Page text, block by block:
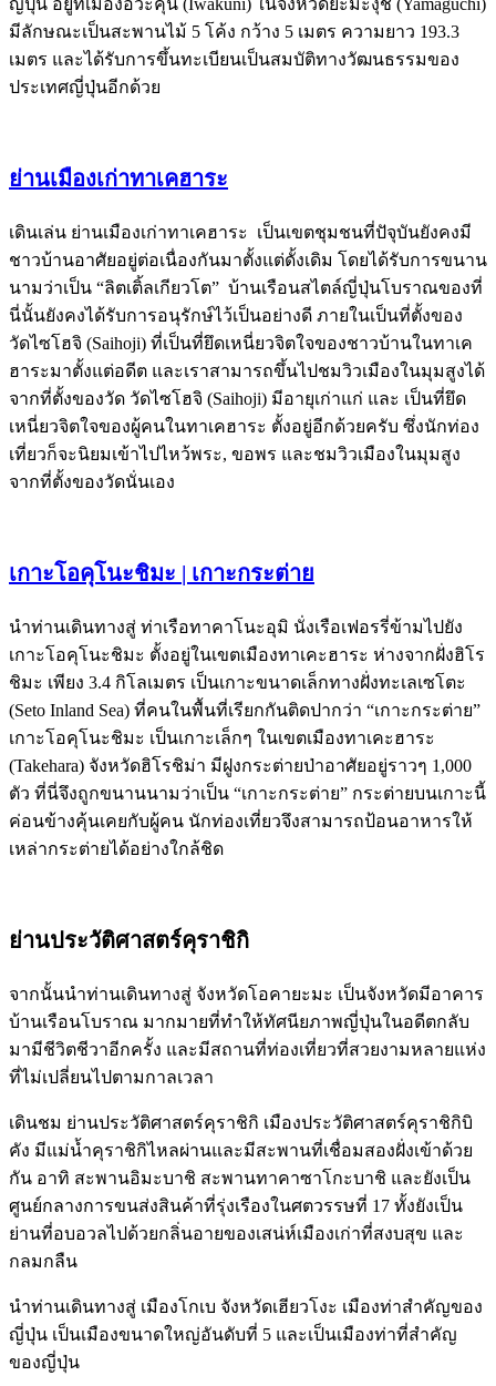
มีลักษณะเป็นสะพานไม้ 5 โค้ง กว้าง 5 เมตร ความยาว 193.3
เมตร และได้รับการขึ้นทะเบียนเป็นสมบัติทางวัฒนธรรมของ
ประเทศญี่ปุ่นอีกด้วย
ย่านเมืองเก่าทาเคฮาระ
เดินเล่น ย่านเมืองเก่าทาเคฮาระ เป็นเขตชุมชนที่ปัจุบันยังคงมี
ชาวบ้านอาศัยอยู่ต่อเนื่องกันมาตั้งแต่ดั้งเดิม โดยได้รับการขนาน
นามว่าเป็น “ลิตเติ้ลเกียวโต” บ้านเรือนสไตล์ญี่ปุ่นโบราณของที่
นี่นั้นยังคงได้รับการอนุรักษ์ไว้เป็นอย่างดี ภายในเป็นที่ตั้งของ
วัดไซโฮจิ (Saihoji) ที่เป็นที่ยึดเหนี่ยวจิตใจของชาวบ้านในทาเค
ฮาระมาตั้งแต่อดีต และเราสามารถขึ้นไปชมวิวเมืองในมุมสูงได้
จากที่ตั้งของวัด วัดไซโฮจิ (Saihoji) มีอายุเก่าแก่ และ เป็นที่ยึด
เหนี่ยวจิตใจของผู้คนในทาเคฮาระ ตั้งอยู่อีกด้วยครับ ซึ่งนักท่อง
เที่ยวก็จะนิยมเข้าไปไหว้พระ, ขอพร และชมวิวเมืองในมุมสูง
จากที่ตั้งของวัดนั่นเอง
เกาะโอคุโนะชิมะ | เกาะกระต่าย
นำท่านเดินทางสู่ ท่าเรือทาคาโนะอุมิ นั่งเรือเฟอรรี่ข้ามไปยัง
เกาะโอคุโนะชิมะ ตั้งอยู่ในเขตเมืองทาเคะฮาระ ห่างจากฝั่งฮิโร
ชิมะ เพียง 3.4 กิโลเมตร เป็นเกาะขนาดเล็กทางฝั่งทะเลเซโตะ
(Seto Inland Sea) ที่คนในพื้นที่เรียกกันติดปากว่า “เกาะกระต่าย”
เกาะโอคุโนะชิมะ เป็นเกาะเล็กๆ ในเขตเมืองทาเคะฮาระ
(Takehara) จังหวัดฮิโรชิม่า มีฝูงกระต่ายป่าอาศัยอยู่ราวๆ 1,000
ตัว ที่นี่จึงถูกขนานนามว่าเป็น “เกาะกระต่าย” กระต่ายบนเกาะนี้
ค่อนข้างคุ้นเคยกับผู้คน นักท่องเที่ยวจึงสามารถป้อนอาหารให้
เหล่ากระต่ายได้อย่างใกล้ชิด
ย่านประวัติศาสตร์คุราชิกิ
จากนั้นนำท่านเดินทางสู่ จังหวัดโอคายะมะ เป็นจังหวัดมีอาคาร
บ้านเรือนโบราณ มากมายที่ทำให้ทัศนียภาพญี่ปุ่นในอดีตกลับ
มามีชีวิตชีวาอีกครั้ง และมีสถานที่ท่องเที่ยวที่สวยงามหลายแห่ง
ที่ไม่เปลี่ยนไปตามกาลเวลา
เดินชม ย่านประวัติศาสตร์คุราชิกิ เมืองประวัติศาสตร์คุราชิกิบิ
คัง มีแม่น้ำคุราชิกิไหลผ่านและมีสะพานที่เชื่อมสองฝั่งเข้าด้วย
กัน อาทิ สะพานอิมะบาชิ สะพานทาคาซาโกะบาชิ และยังเป็น
ศูนย์กลางการขนส่งสินค้าที่รุ่งเรืองในศตวรรษที่ 17 ทั้งยังเป็น
ย่านที่อบอวลไปด้วยกลิ่นอายของเสน่ห์เมืองเก่าที่สงบสุข และ
กลมกลืน
นำท่านเดินทางสู่ เมืองโกเบ จังหวัดเฮียวโงะ เมืองท่าสำคัญของ
ญี่ปุ่น เป็นเมืองขนาดใหญ่อันดับที่ 5 และเป็นเมืองท่าที่สำคัญ
ของญี่ปุ่น